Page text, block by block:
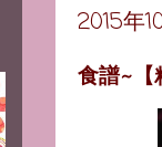
2015年
食譜~【